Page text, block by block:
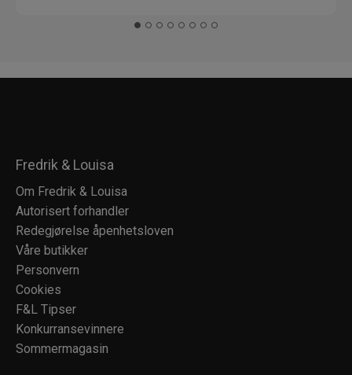
Fredrik & Louisa
Om Fredrik & Louisa
Autorisert forhandler
Redegjørelse åpenhetsloven
Våre butikker
Personvern
Cookies
F&L Tipser
Konkurransevinnere
Sommermagasin